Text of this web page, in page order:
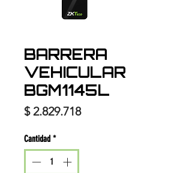
BARRERA
VEHICULAR
BGM1145L
$ 2.829.718Precio
Cantidad *